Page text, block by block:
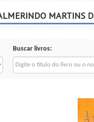
MARTINS
Buscar livros: